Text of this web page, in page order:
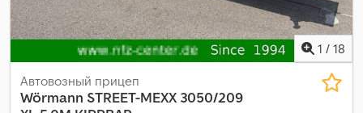
1 / 18
Автовозный прицеп
Wörmann STREET-MEXX 3050/209